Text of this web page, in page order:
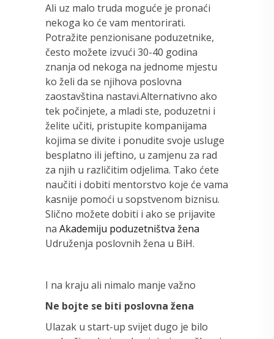
Ali uz malo truda moguće je pronaći
nekoga ko će vam mentorirati.
Potražite penzionisane poduzetnike,
često možete izvući 30-40 godina
znanja od nekoga na jednome mjestu
ko želi da se njihova poslovna
zaostavština nastavi.Alternativno ako
tek počinjete, a mladi ste, poduzetni i
želite učiti, pristupite kompanijama
kojima se divite i ponudite svoje usluge
besplatno ili jeftino, u zamjenu za rad
za njih u različitim odjelima. Tako ćete
naučiti i dobiti mentorstvo koje će vama
kasnije pomoći u sopstvenom biznisu.
Slično možete dobiti i ako se prijavite
na Akademiju poduzetništva žena
Udruženja poslovnih žena u BiH.
I na kraju ali nimalo manje važno
Ne bojte se biti poslovna žena
Ulazak u start-up svijet dugo je bilo